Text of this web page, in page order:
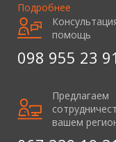
Подробнее
помощь
098 955 23 91
Предлагаем
вашем